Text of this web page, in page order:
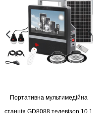
Портативна мультимедійна
станція GD8088 телевізор 10.1